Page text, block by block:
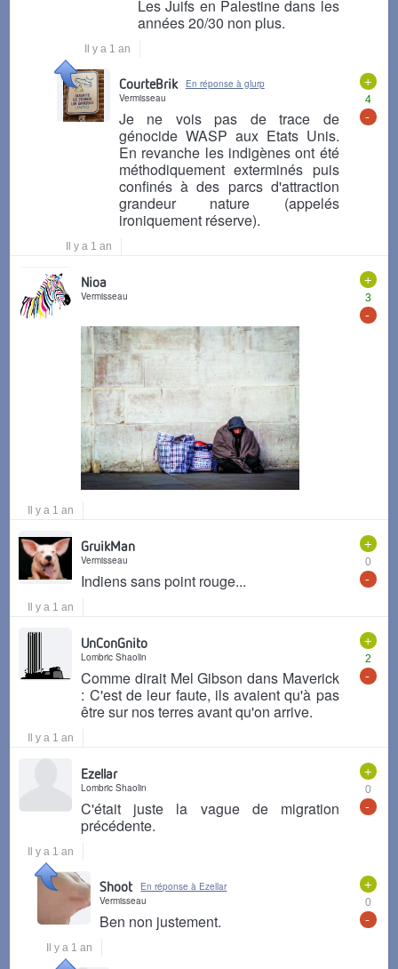
Les Juifs en Palestine dans les
années 20/30 non plus.
Il y a 1 an
+
4
-
CourteBrik
En réponse à glurp
Vermisseau
Je ne vois pas de trace de
génocide WASP aux Etats Unis.
En revanche les indigènes ont été
méthodiquement exterminés puis
confinés à des parcs d'attraction
grandeur nature (appelés
ironiquement réserve).
Il y a 1 an
+
3
-
Nioa
Vermisseau
Il y a 1 an
+
0
-
GruikMan
Vermisseau
Indiens sans point rouge...
Il y a 1 an
+
2
-
UnConGnito
Lombric Shaolin
Comme dirait Mel Gibson dans Maverick
: C'est de leur faute, ils avaient qu'à pas
être sur nos terres avant qu'on arrive.
Il y a 1 an
+
0
-
Ezellar
Lombric Shaolin
C'était juste la vague de migration
précédente.
Il y a 1 an
+
0
-
Shoot
En réponse à Ezellar
Vermisseau
Ben non justement.
Il y a 1 an